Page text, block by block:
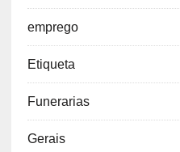
emprego
Etiqueta
Funerarias
Gerais